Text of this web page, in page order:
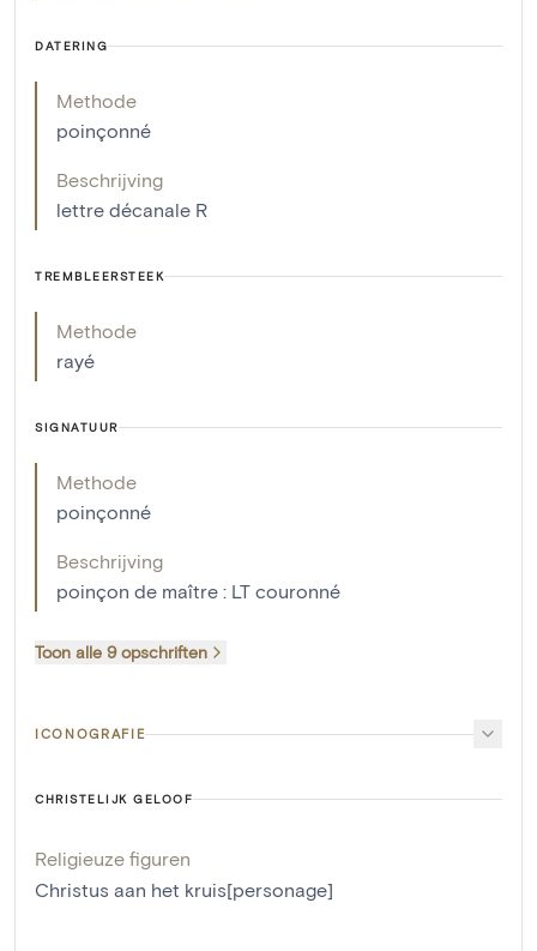
DATERING
Methode
poinçonné
Beschrijving
lettre décanale R
TREMBLEERSTEEK
Methode
rayé
SIGNATUUR
Methode
poinçonné
Beschrijving
poinçon de maître : LT couronné
Toon alle 9 opschriften
ICONOGRAFIE
CHRISTELIJK GELOOF
Religieuze figuren
Christus aan het kruis[personage]